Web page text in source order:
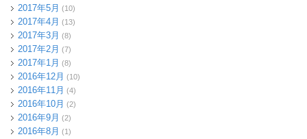
2017年5月 (10)
2017年4月 (13)
2017年3月 (8)
2017年2月 (7)
2017年1月 (8)
2016年12月 (10)
2016年11月 (4)
2016年10月 (2)
2016年9月 (2)
2016年8月 (1)